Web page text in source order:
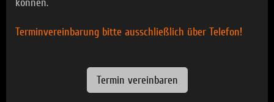
Terminvereinbarung bitte ausschließlich über Telefon!
Termin vereinbaren